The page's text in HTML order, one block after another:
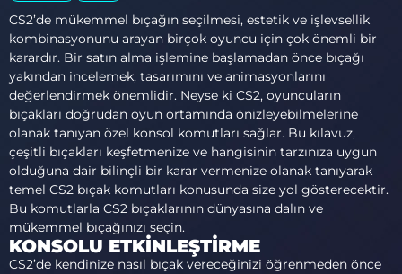
CS2’de mükemmel bıçağın seçilmesi, estetik ve işlevsellik
kombinasyonunu arayan birçok oyuncu için çok önemli bir
karardır. Bir satın alma işlemine başlamadan önce bıçağı
yakından incelemek, tasarımını ve animasyonlarını
değerlendirmek önemlidir. Neyse ki CS2, oyuncuların
bıçakları doğrudan oyun ortamında önizleyebilmelerine
olanak tanıyan özel konsol komutları sağlar. Bu kılavuz,
çeşitli bıçakları keşfetmenize ve hangisinin tarzınıza uygun
olduğuna dair bilinçli bir karar vermenize olanak tanıyarak
temel CS2 bıçak komutları konusunda size yol gösterecektir.
Bu komutlarla CS2 bıçaklarının dünyasına dalın ve
mükemmel bıçağınızı seçin.
KONSOLU ETKINLEŞTIRME
CS2’de kendinize nasıl bıçak vereceğinizi öğrenmeden önce